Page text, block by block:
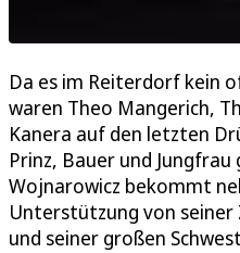
Da es im Reiterdorf kein
waren Theo Mangerich,
Kanera auf den letzten
Prinz, Bauer und
Wojnarowicz bekommt
Unterstützung von seiner
und seiner großen